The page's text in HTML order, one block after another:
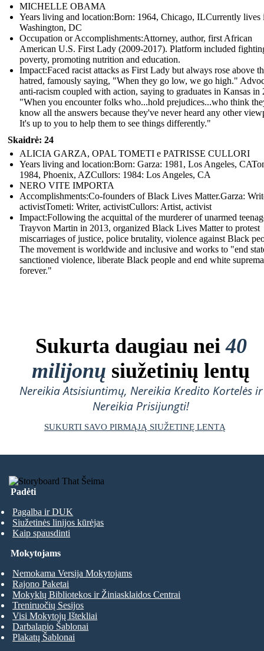
MICHELLE OBAMA
Years living and location:Born: 1964, Chicago, ILCurrently lives
Washington, DC
Occupation or Accomplishments: Attorney, author, first African
American U.S. First Lady (2009-2017). Platform included
poverty, promoting nutrition and education.
Impact: Faced racist attacks as First Lady but always rose above
hatred, famously saying, "When they go low, we go high."
anti-racism coupled with action, saying to graduates in Kansas in
"When you encounter folks who...hold prejudices...who think
know all the answers because they've never heard any other
It's up to you to help them to see things differently."
Skaidrė: 24
ALICIA GARZA, OPAL TOMETI e PATRISSE CULLORI
Years living and location:Born: Garza: 1981, Los Angeles,
1984, Phoenix, AZCullors: 1984: Los Angeles, CA
NERO VITE IMPORTA
Accomplishments: Co-founders of Black Lives Matter.Garza:
activistTometi: Writer, activistCullors: Artist, activist
Impact: Following the acquittal of the murderer of unarmed
Trayvon Martin in 2013, organized Black Lives Matter to protest
miscarriages of justice, police brutality, violence against Black
The movement is worldwide and inclusive and works to "end
sanctioned violence, liberate Black people and end white
forever."
Sukurta daugiau nei40
milijonų siužetinių lentų
Nereikia Atsisiuntimų, Nereikia Kredito Kortelės ir
Nereikia Prisijungti!
SUKURTI SAVO PIRMĄJĄ SIUŽETINĘ LENTĄ
Padėti
Pagalba ir DUK
Siužetinės linijos kūrėjas
Kaip spausdinti
Mokytojams
Nemokama Versija Mokytojams
Rajono Paketai
Mokyklų Bibliotekos ir Žiniasklaidos Centrai
Treniruočių Sesijos
Visi Mokytojų Ištekliai
Darbalapio Šablonai
Plakatų Šablonai